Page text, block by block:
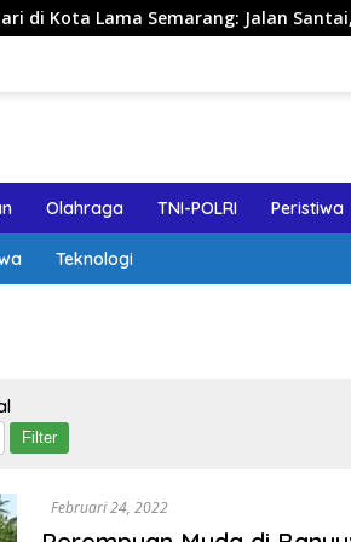
Lama Semarang: Jalan Santai, Spot
Olahraga TNI-POLRI Peristiwa
Teknologi
Februari 24, 2022